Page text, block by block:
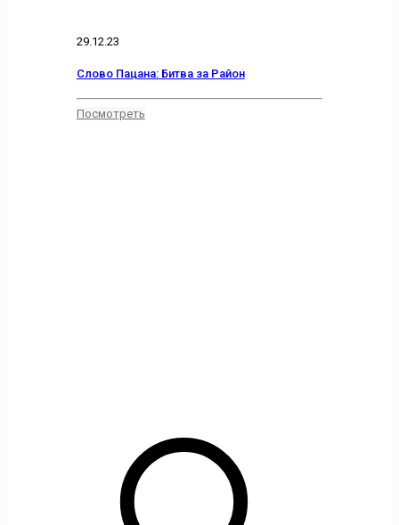
29.12.23
Слово Пацана: Битва за Район
Посмотреть